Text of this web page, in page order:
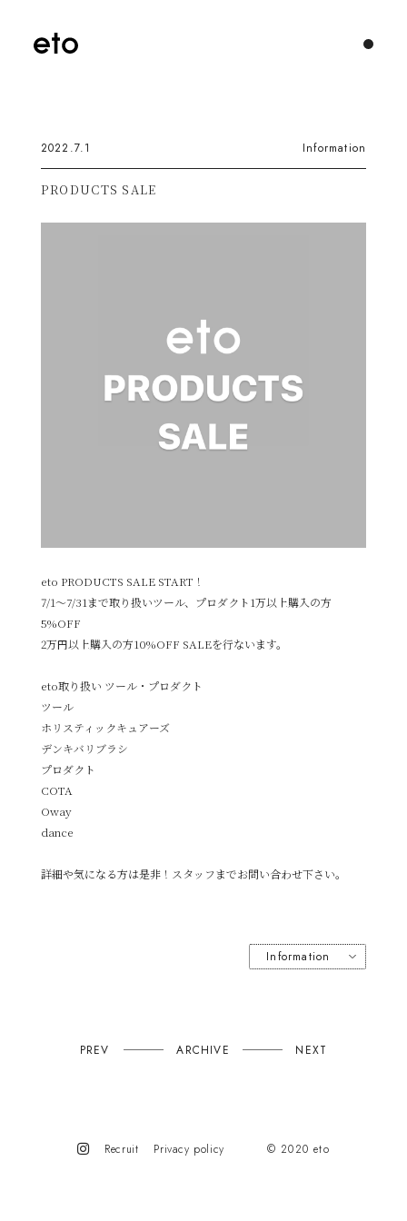
2022.7.1 Information
PRODUCTS SALE
eto PRODUCTS SALE START！
7/1〜7/31まで取り扱いツール、プロダクト1万以上購入の方
5%OFF
2万円以上購入の方10%OFF SALEを行ないます。
eto取り扱い ツール・プロダクト
ツール
ホリスティックキュアーズ
デンキバリブラシ
プロダクト
COTA
Oway
dance
詳細や気になる方は是非！スタッフまでお問い合わせ下さい。
PREV ARCHIVE NEXT
Recruit Privacy policy ©︎ 2020 eto